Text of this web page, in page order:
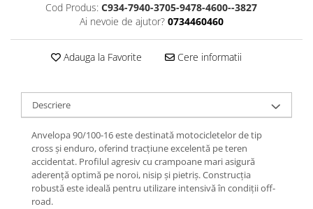
Valve & extensii
Lumini / iluminare
Cabluri motoare
Senzori Hall
Baterii
Cod Produs: C934-7940-3705-9478-4600--3827
Ai nevoie de ajutor? 0734460460
Adauga la Favorite Cere informatii
Descriere
Anvelopa 90/100-16 este destinată motocicletelor de tip
cross și enduro, oferind tracțiune excelentă pe teren
accidentat. Profilul agresiv cu crampoane mari asigură
aderență optimă pe noroi, nisip și pietriș. Construcția
robustă este ideală pentru utilizare intensivă în condiții off-
road.